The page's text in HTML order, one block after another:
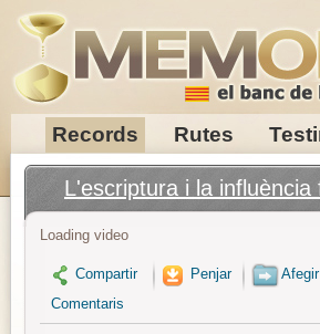
Records Rutes
L'escriptura i la influència
Loading video
Compartir Penjar
Comentaris